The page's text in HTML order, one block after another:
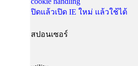
ปิดแล้วเปิด IE ใหม่ แล้วใช้ได้
สปอนเซอร์